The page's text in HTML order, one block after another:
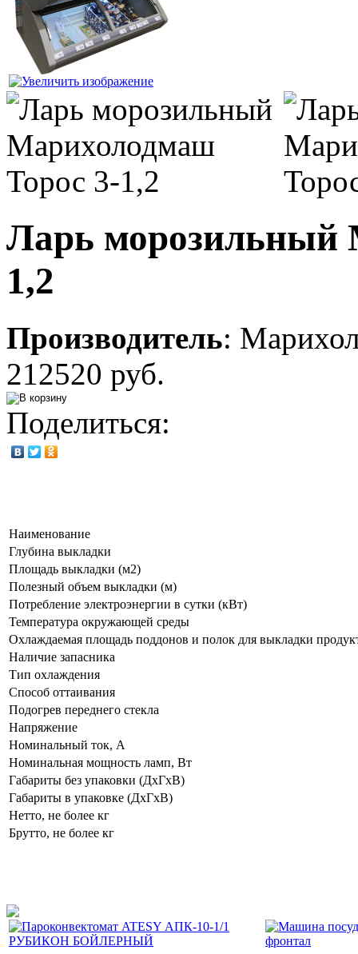
Ларь морозильный
1,2
Производитель:
212520 руб.
Поделиться:
Наименование
Глубина выкладки
Площадь выкладки (м2)
Полезный объем выкладки (м)
Потребление электроэнергии в сутки (кВт)
Температура окружающей среды
Охлаждаемая площадь поддонов и полок для выкладки
Наличие запасника
Тип охлаждения
Способ оттаивания
Подогрев переднего стекла
Напряжение
Номинальный ток, A
Номинальная мощность ламп, Вт
Габариты без упаковки (ДхГхВ)
Габариты в упаковке (ДхГхВ)
Нетто, не более кг
Брутто, не более кг